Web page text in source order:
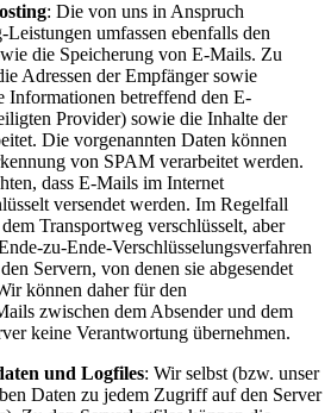
: Die von uns in Anspruch
umfassen ebenfalls den
die Speicherung von E-Mails. Zu
Adressen der Empfänger sowie
Informationen betreffend den E-
Provider) sowie die Inhalte der
Die vorgenannten Daten können
von SPAM verarbeitet werden.
dass E-Mails im Internet
versendet werden. Im Regelfall
Transportweg verschlüsselt, aber
zu-Ende-Verschlüsselungsverfahren
Servern, von denen sie abgesendet
können daher für den
zwischen dem Absender und dem
keine Verantwortung übernehmen.
und Logfiles: Wir selbst (bzw. unser
Daten zu jedem Zugriff auf den Server